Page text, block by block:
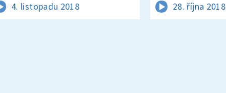
4. listopadu 2018 28. října 2018